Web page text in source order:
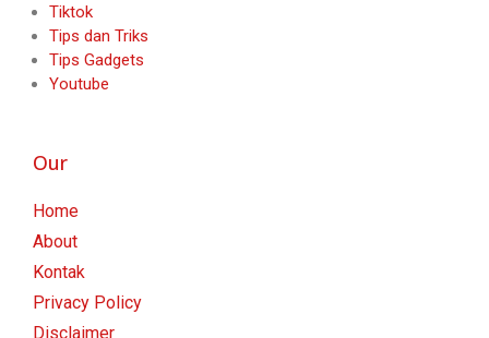
Tiktok
Tips dan Triks
Tips Gadgets
Youtube
Our
Home
About
Kontak
Privacy Policy
Disclaimer